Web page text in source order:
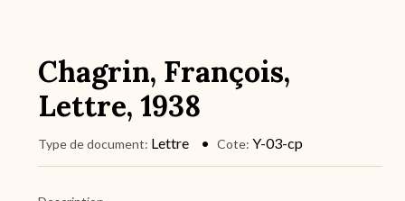
Chagrin, François,
Lettre, 1938
Type de document Lettre Cote Y-03-cp